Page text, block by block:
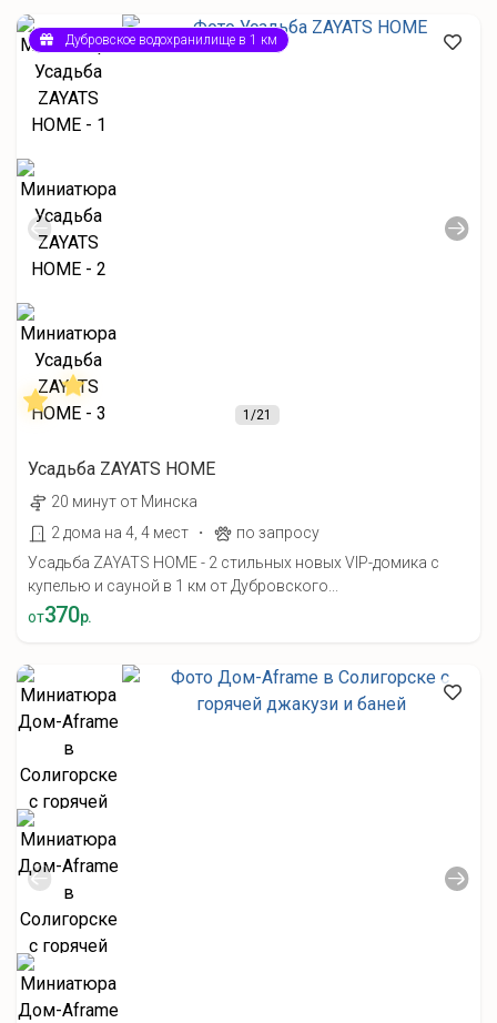
1/21
Дубровское водохранилище в 1 км
Усадьба ZAYATS HOME
20 минут от Минска
2 дома на 4, 4 мест
·
по запросу
Усадьба ZAYATS HOME - 2 стильных новых VIP-домика с
купелью и сауной в 1 км от Дубровского...
от370р.